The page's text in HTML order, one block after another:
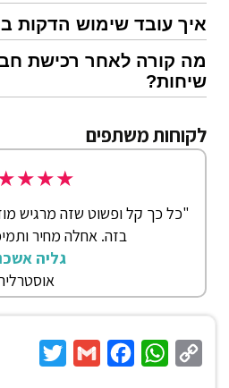
Copy
WhatsApp
Facebook
Gmail
איך עובד שימוש הדקות
מה קורה לאחר רכישת
שיחות?
לקוחות משתפים
★
★
★
"כל כך קל ופשוט שזה מרגיש
בזה. אחלה מחיר
גליה